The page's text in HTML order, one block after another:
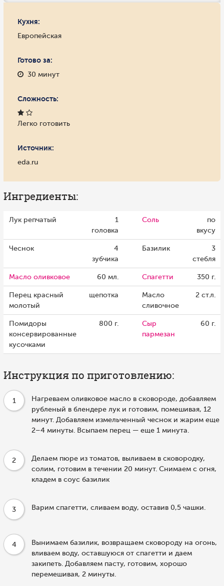
Кухня:
Европейская
Готово за:
30 минут
Сложность:
Легко готовить
Источник:
eda.ru
Ингредиенты:
Лук репчатый
1
головка
Соль
по
вкусу
Чеснок
4
зубчика
Базилик
3
стебля
Масло оливковое 60 мл. Спагетти 350 г.
Перец красный
молотый
щепотка
Масло
сливочное
2 ст.л.
Помидоры
консервированные
кусочками
800 г.
Сыр
пармезан
60 г.
Инструкция по приготовлению:
1
Нагреваем оливковое масло в сковороде, добавляем
рубленый в блендере лук и готовим, помешивая, 12
минут. Добавляем измельченный чеснок и жарим еще
2–4 минуты. Всыпаем перец — еще 1 минута.
2
Делаем пюре из томатов, выливаем в сковородку,
солим, готовим в течении 20 минут. Снимаем с огня,
кладем в соус базилик
3 Варим спагетти, сливаем воду, оставив 0,5 чашки.
4
Вынимаем базилик, возвращаем сковороду на огонь,
вливаем воду, оставшуюся от спагетти и даем
закипеть. Добавляем пасту, готовим, хорошо
перемешивая, 2 минуты.